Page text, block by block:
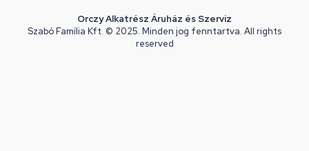
Orczy Alkatrész Áruház és Szerviz
Szabó Família Kft. © 2025. Minden jog fenntartva. All rights
reserved